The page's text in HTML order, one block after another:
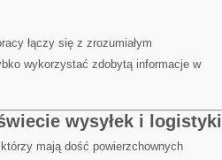
łączy się z zrozumiałym
wykorzystać zdobytą informacje w
wysyłek i logistyki
mają dość powierzchownych